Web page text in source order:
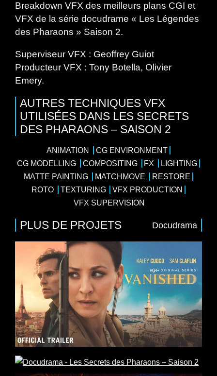
Breakdown VFX des meilleurs plans CGI et
VFX de la série docudrame « Les Légendes
des Pharaons » Saison 2.
Superviseur VFX : Geoffrey Guiot
Producteur VFX : Tony Botella, Olivier
Emery.
AUTRES TECHNIQUES VFX
UTILISÉES DANS LES SECRETS
DES PHARAONS – SAISON 2
ANIMATION
CG ENVIRONMENT
CG MODELLING
COMPOSITING FX
LIGHTING
MATTE PAINTING
MATCHMOVE
RESTORE
ROTO
TEXTURING
VFX PRODUCTION
VFX SUPERVISION
PLUS DE PROJETS Docudrama
4 x 50
Drame
Thriller
Karin Viard, Matthias Schweighöfer, Simon
Fragile Films, Peninsula Film
/Histoire
VFX